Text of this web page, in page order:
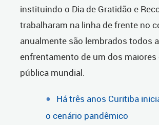
instituindo o Dia de Gratidão e
trabalharam na linha de frente no
anualmente são lembrados todos
enfrentamento de um dos
pública mundial.
Há três anos Curitiba
o cenário pandêmico